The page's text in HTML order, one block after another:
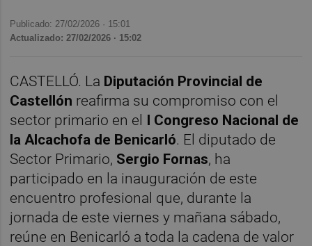
Publicado: 27/02/2026 · 15:01
Actualizado: 27/02/2026 · 15:02
CASTELLÓ. La Diputación Provincial de
Castellón reafirma su compromiso con el
sector primario en el I Congreso Nacional de
la Alcachofa de Benicarló. El diputado de
Sector Primario, Sergio Fornas, ha
participado en la inauguración de este
encuentro profesional que, durante la
jornada de este viernes y mañana sábado,
reúne en Benicarló a toda la cadena de valor